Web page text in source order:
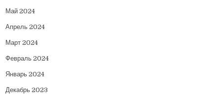
Май 2024
Апрель 2024
Март 2024
Февраль 2024
Январь 2024
Декабрь 2023